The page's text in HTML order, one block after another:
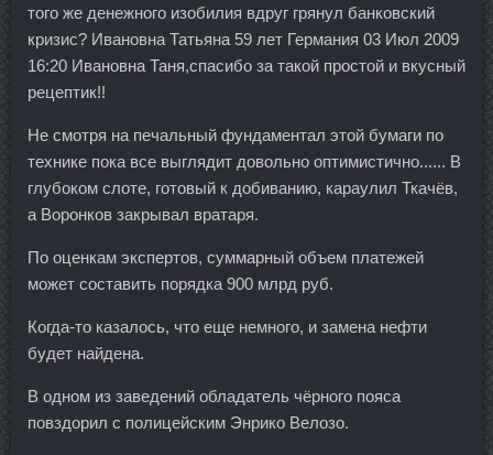
того же денежного изобилия вдруг грянул банковский
кризис? Ивановна Татьяна 59 лет Германия 03 Июл 2009
16:20 Ивановна Таня,спасибо за такой простой и вкусный
рецептик!!
Не смотря на печальный фундаментал этой бумаги по
технике пока все выглядит довольно оптимистично...... В
глубоком слоте, готовый к добиванию, караулил Ткачёв,
а Воронков закрывал вратаря.
По оценкам экспертов, суммарный объем платежей
может составить порядка 900 млрд руб.
Когда-то казалось, что еще немного, и замена нефти
будет найдена.
В одном из заведений обладатель чёрного пояса
повздорил с полицейским Энрико Велозо.